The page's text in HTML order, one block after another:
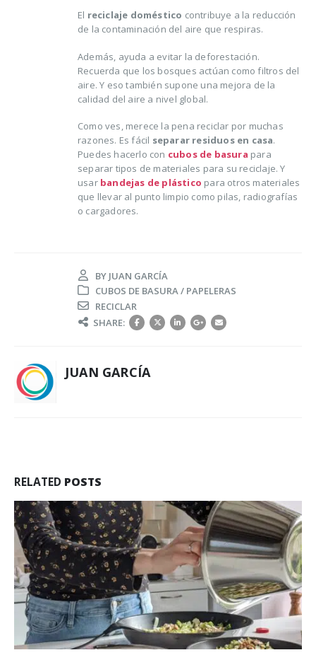
El reciclaje doméstico contribuye a la reducción
de la contaminación del aire que respiras.
Además, ayuda a evitar la deforestación.
Recuerda que los bosques actúan como filtros del
aire. Y eso también supone una mejora de la
calidad del aire a nivel global.
Como ves, merece la pena reciclar por muchas
razones. Es fácil separar residuos en casa.
Puedes hacerlo con cubos de basura para
separar tipos de materiales para su reciclaje. Y
usar bandejas de plástico para otros materiales
que llevar al punto limpio como pilas, radiografías
o cargadores.
BY JUAN GARCÍA
CUBOS DE BASURA / PAPELERAS
RECICLAR
SHARE:
JUAN GARCÍA
RELATED POSTS